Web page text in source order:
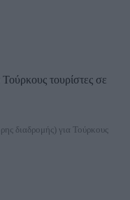
τουρίστες σε
διαδρομής) για Τούρκους